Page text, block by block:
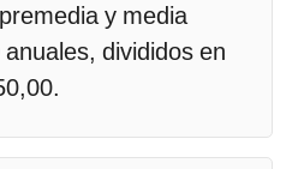
y media
divididos en